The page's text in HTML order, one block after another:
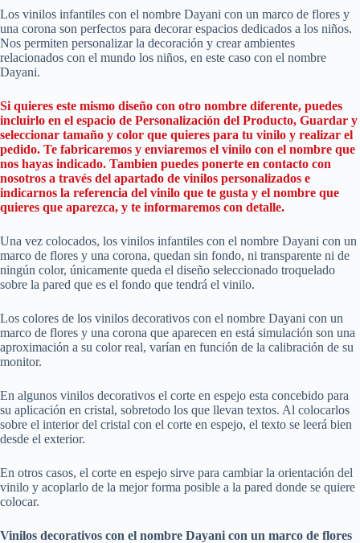
Los vinilos infantiles con el nombre Dayani con un marco de flores y
una corona son perfectos para decorar espacios dedicados a los niños.
Nos permiten personalizar la decoración y crear ambientes
relacionados con el mundo los niños, en este caso con el nombre
Dayani.
Si quieres este mismo diseño con otro nombre diferente, puedes
incluirlo en el espacio de Personalización del Producto, Guardar y
seleccionar tamaño y color que quieres para tu vinilo y realizar el
pedido. Te fabricaremos y enviaremos el vinilo con el nombre que
nos hayas indicado. Tambien puedes ponerte en contacto con
nosotros a través del apartado de vinilos personalizados e
indicarnos la referencia del vinilo que te gusta y el nombre que
quieres que aparezca, y te informaremos con detalle.
Una vez colocados, los vinilos infantiles con el nombre Dayani con un
marco de flores y una corona, quedan sin fondo, ni transparente ni de
ningún color, únicamente queda el diseño seleccionado troquelado
sobre la pared que es el fondo que tendrá el vinilo.
Los colores de los vinilos decorativos con el nombre Dayani con un
marco de flores y una corona que aparecen en está simulación son una
aproximación a su color real, varían en función de la calibración de su
monitor.
En algunos vinilos decorativos el corte en espejo esta concebido para
su aplicación en cristal, sobretodo los que llevan textos. Al colocarlos
sobre el interior del cristal con el corte en espejo, el texto se leerá bien
desde el exterior.
En otros casos, el corte en espejo sirve para cambiar la orientación del
vinilo y acoplarlo de la mejor forma posible a la pared donde se quiere
colocar.
Vinilos decorativos con el nombre Dayani con un marco de flores